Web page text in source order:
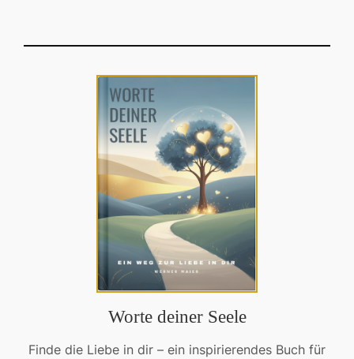
Worte deiner Seele
Finde die Liebe in dir – ein inspirierendes Buch für